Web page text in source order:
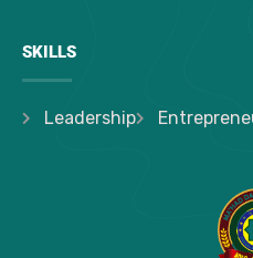
SKILLS
Leadership